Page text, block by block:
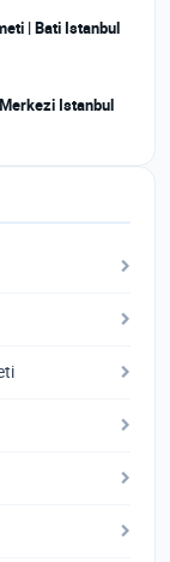
| Bati Istanbul
Istanbul